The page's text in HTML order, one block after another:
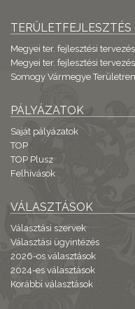
TERÜLETFEJLESZTÉS
Megyei ter. fejlesztési
Megyei ter. fejlesztési
Somogy Vármegye
PÁLYÁZATOK
Saját pályázatok
TOP
TOP Plusz
Felhívások
VÁLASZTÁSOK
Választási szervek
Választási ügyintézés
2026-os választások
2024-es választások
Korábbi választások